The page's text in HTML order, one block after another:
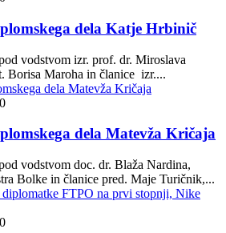
dela Katje Hrbinič
vodstvom izr. prof. dr. Miroslava
Borisa Maroha in članice izr....
dela Matevža Kričaja
vodstvom doc. dr. Blaža Nardina,
Bolke in članice pred. Maje Turičnik,...